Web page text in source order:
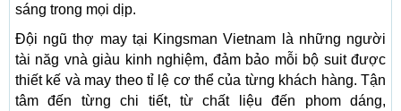
sáng trong mọi dịp.
Đội ngũ thợ may tại Kingsman Vietnam là những người
tài năg vnà giàu kinh nghiệm, đảm bảo mỗi bộ suit được
thiết kế và may theo tỉ lệ cơ thể của từng khách hàng. Tận
tâm đến từng chi tiết, từ chất liệu đến phom dáng,